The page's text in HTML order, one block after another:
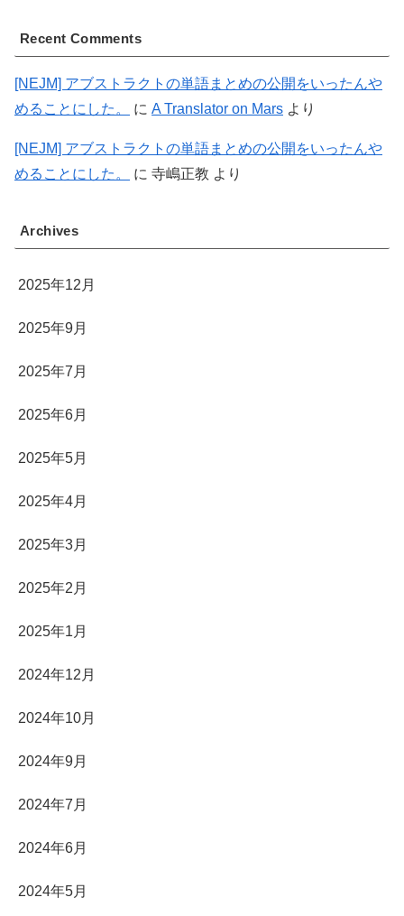
Recent Comments
[NEJM] アブストラクトの単語まとめの公開をいったんや
めることにした。
に A Translator on Mars より
[NEJM] アブストラクトの単語まとめの公開をいったんや
めることにした。
に 寺嶋正教 より
Archives
2025年12月
2025年9月
2025年7月
2025年6月
2025年5月
2025年4月
2025年3月
2025年2月
2025年1月
2024年12月
2024年10月
2024年9月
2024年7月
2024年6月
2024年5月